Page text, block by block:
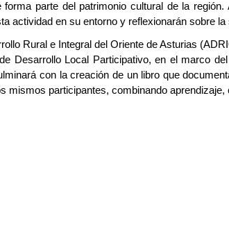
parte del patrimonio cultural de la
actividad en su entorno y reflexionarán sobre
Rural e Integral del Oriente de Asturias
Desarrollo Local Participativo, en el marco
con la creación de un libro que
mismos participantes, combinando aprendizaje,